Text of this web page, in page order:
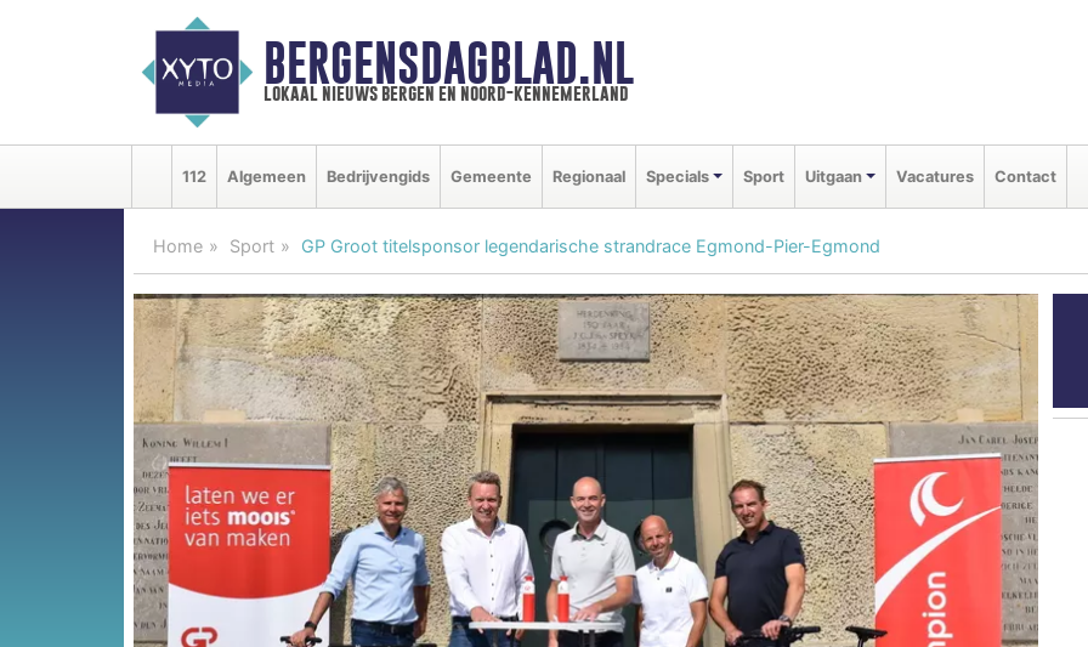
BERGENSDAGBLAD.NL
lokaal nieuws bergen en noord-kennemerland
112 Algemeen Bedrijvengids Gemeente Regionaal Specials Sport Uitgaan Vacatures Contact
Home Sport GP Groot titelsponsor legendarische strandrace Egmond-Pier-Egmond